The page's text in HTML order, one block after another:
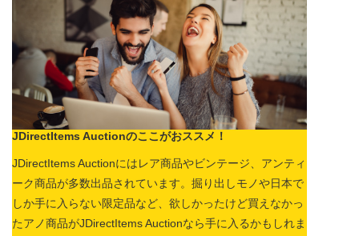
JDirectItems Auctionのここがおススメ！
JDirectItems Auctionにはレア商品やビンテージ、アンティ
ーク商品が多数出品されています。掘り出しモノや日本で
しか手に入らない限定品など、欲しかったけど買えなかっ
たアノ商品がJDirectItems Auctionなら手に入るかもしれま